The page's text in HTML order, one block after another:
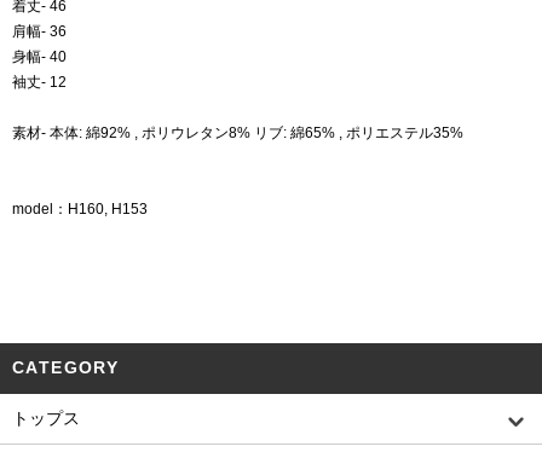
着丈- 46
肩幅- 36
身幅- 40
袖丈- 12
素材- 本体: 綿92% , ポリウレタン8% リブ: 綿65% , ポリエステル35%
model：H160, H153
CATEGORY
トップス